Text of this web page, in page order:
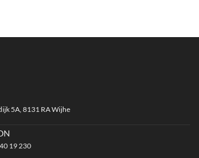
5A, 8131 RA Wijhe
19 230